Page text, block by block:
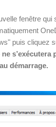
fenêtre qui
puis cliquez
s’exécutera
démarrage.